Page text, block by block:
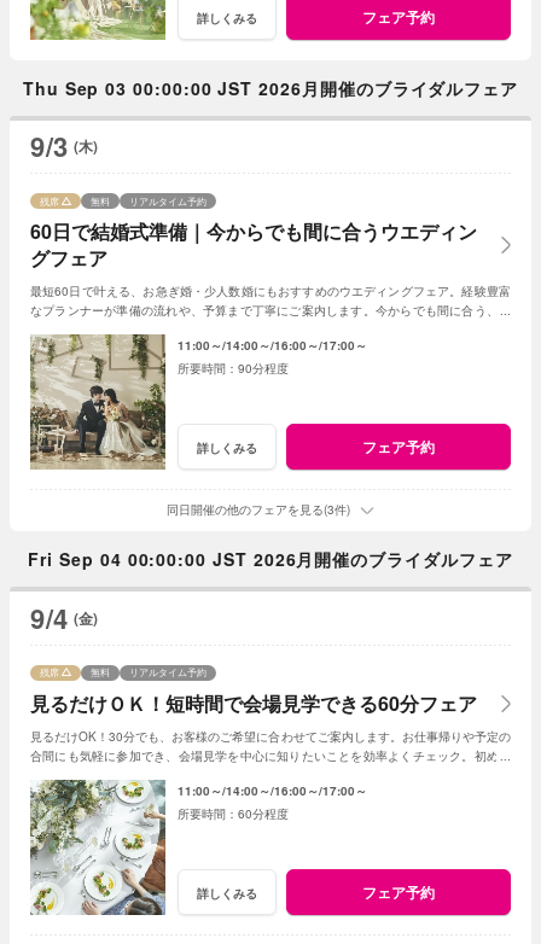
詳しくみる フェア予約
Thu Sep 03 00:00:00 JST 2026月開催のブライダルフェア
9/3 (木)
60日で結婚式準備｜今からでも間に合うウエディン
グフェア
残席 無料 リアルタイム予約
最短60日で叶える、お急ぎ婚・少人数婚にもおすすめのウエディングフェア。経験豊富
なプランナーが準備の流れや、予算まで丁寧にご案内します。今からでも間に合う、安
11:00～ 14:00～ 16:00～ 17:00～
90分程度
詳しくみる フェア予約
同日開催の他のフェアを見る(3件)
Fri Sep 04 00:00:00 JST 2026月開催のブライダルフェア
9/4 (金)
見るだけＯＫ！短時間で会場見学できる60分フェア
残席 無料 リアルタイム予約
見るだけOK！30分でも、お客様のご希望に合わせてご案内します。お仕事帰りや予定の
合間にも気軽に参加でき、会場見学を中心に知りたいことを効率よくチェック。初めて
11:00～ 14:00～ 16:00～ 17:00～
60分程度
詳しくみる フェア予約